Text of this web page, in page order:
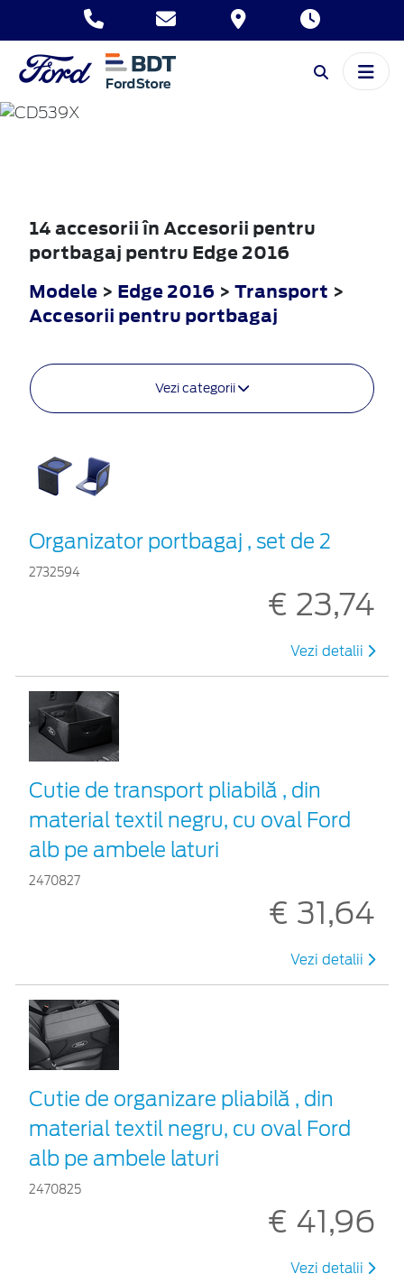
EDGE
14 accesorii în Accesorii pentru
portbagaj pentru Edge 2016
Modele > Edge 2016 > Transport >
Accesorii pentru portbagaj
Vezi categorii
Organizator portbagaj , set de 2
2732594
€ 23,74
Vezi detalii
Cutie de transport pliabilă , din
material textil negru, cu oval Ford
alb pe ambele laturi
2470827
€ 31,64
Vezi detalii
Cutie de organizare pliabilă , din
material textil negru, cu oval Ford
alb pe ambele laturi
2470825
€ 41,96
Vezi detalii